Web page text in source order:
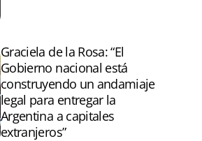
Graciela de la Rosa: “El
Gobierno nacional está
construyendo un andamiaje
legal para entregar la
Argentina a capitales
extranjeros”